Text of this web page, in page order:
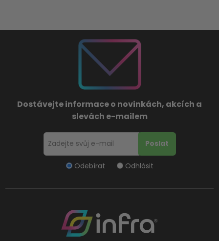
Dostávejte informace o novinkách, akcích a
slevách e-mailem
Odebírat Odhlásit